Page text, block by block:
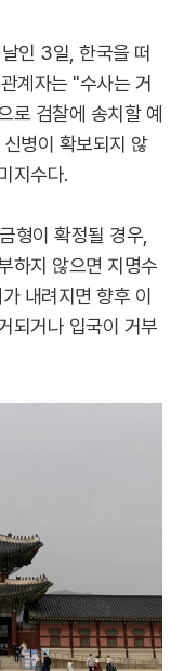
인 3일, 한국을 떠
계자는 "수사는 거
로 검찰에 송치할 예
병이 확보되지 않
지수다.
형이 확정될 경우,
하지 않으면 지명수
내려지면 향후 이
되거나 입국이 거부